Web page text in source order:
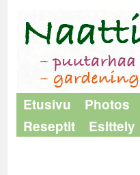
Etusivu Photos
Reseptit
Esittely